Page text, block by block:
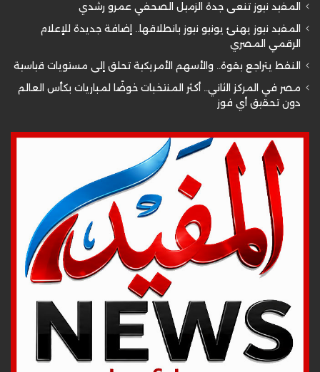
المفيد نيوز تنعى جدة الزميل الصحفي عمرو رشدي
المفيد نيوز يهنئ يونيو نيوز بانطلاقها.. إضافة جديدة للإعلام
الرقمي المصري
النفط يتراجع بقوة.. والأسهم الأمريكية تحلق إلى مستويات قياسية
مصر في المركز الثاني.. أكثر المنتخبات خوضًا لمباريات بكأس العالم
دون تحقيق أي فوز